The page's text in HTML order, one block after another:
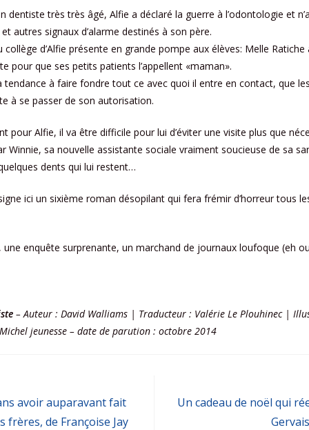
très très âgé, Alfie a déclaré la guerre à l’odontologie et
autres signaux d’alarme destinés à son père.
d’Alfie présente en grande pompe aux élèves: Melle
pour que ses petits patients l’appellent «maman».
à faire fondre tout ce avec quoi il entre en contact, que
à se passer de son autorisation.
pour Alfie, il va être difficile pour lui d’éviter une visite plus que
Winnie, sa nouvelle assistante sociale vraiment soucieuse de sa
dents qui lui restent…
ici un sixième roman désopilant qui fera frémir d’horreur tous
enquête surprenante, un marchand de journaux loufoque (eh
– Auteur : David Walliams | Traducteur : Valérie Le Plouhinec |
jeunesse – date de parution : octobre 2014
avoir auparavant fait
de Françoise Jay
Un cadeau de noël qui